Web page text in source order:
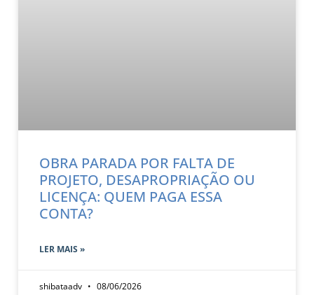
OBRA PARADA POR FALTA DE
PROJETO, DESAPROPRIAÇÃO OU
LICENÇA: QUEM PAGA ESSA
CONTA?
LER MAIS »
shibataadv 08/06/2026